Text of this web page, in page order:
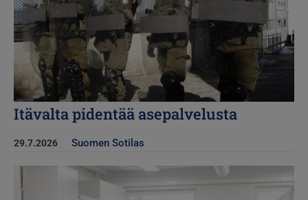
Itävalta pidentää asepalvelusta
29.7.2026 Suomen Sotilas